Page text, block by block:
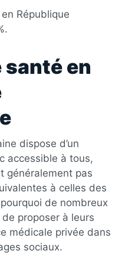
République
en
dispose d’un
accessible à tous,
généralement pas
à celles des
de nombreux
proposer à leurs
médicale privée dans
sociaux.